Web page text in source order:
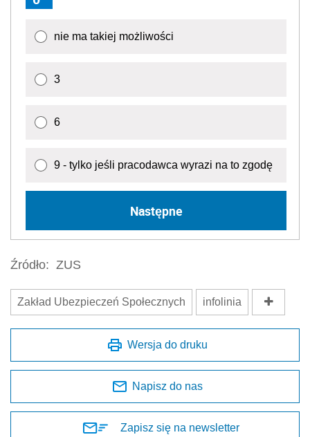
nie ma takiej możliwości
3
6
9 - tylko jeśli pracodawca wyrazi na to zgodę
Następne
Źródło: ZUS
Zakład Ubezpieczeń Społecznych infolinia
Wersja do druku
Napisz do nas
Zapisz się na newsletter